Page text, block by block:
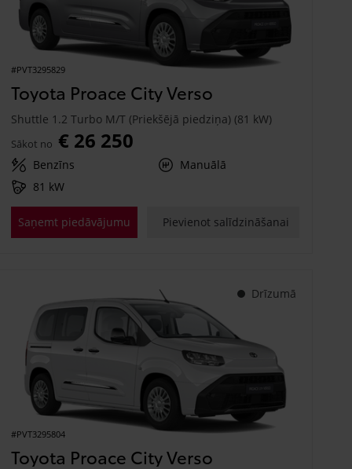
#PVT3295829
Toyota Proace City Verso
Shuttle 1.2 Turbo M/T (Priekšējā piedziņa) (81 kW)
Sākot no € 26 250
Benzīns
Manuālā
81 kW
Saņemt piedāvājumu Pievienot salīdzināšanai
Drīzumā
#PVT3295804
Toyota Proace City Verso